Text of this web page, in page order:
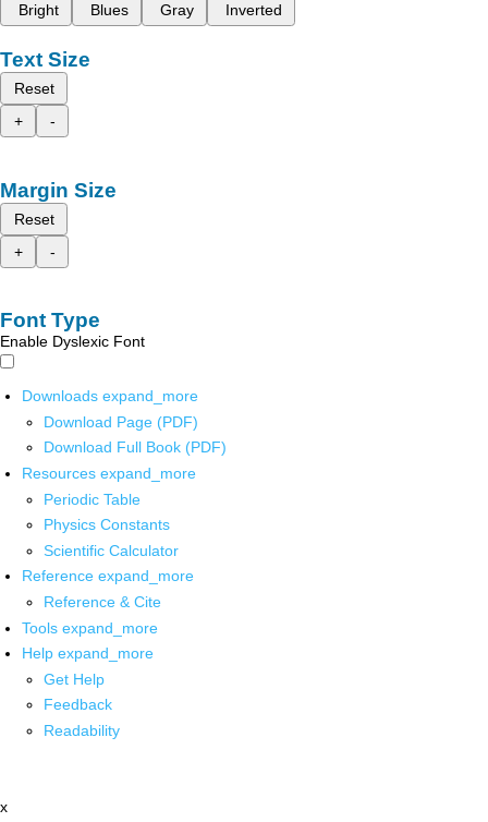
Bright
Blues Gray Inverted
Text Size
Reset
+
-
Margin Size
Reset
+
-
Font Type
Enable Dyslexic Font
Downloads expand_more
Download Page (PDF)
Download Full Book (PDF)
Resources expand_more
Periodic Table
Physics Constants
Scientific Calculator
Reference expand_more
Reference & Cite
Tools expand_more
Help expand_more
Get Help
Feedback
Readability
x